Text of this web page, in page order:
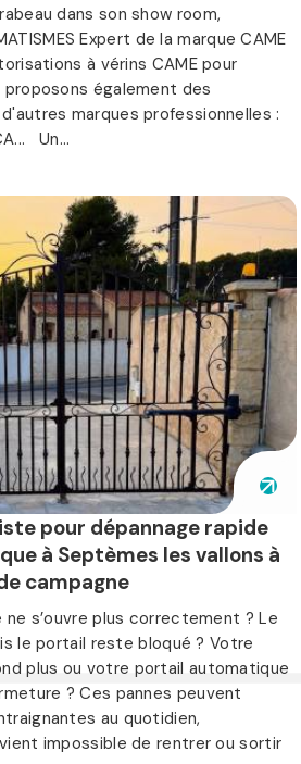
dans son show room,
Expert de la marque CAME
à vérins CAME pour
également des
marques professionnelles :
Un...
pour dépannage rapide
à Septèmes les vallons à
campagne
s’ouvre plus correctement ? Le
le portail reste bloqué ? Votre
plus ou votre portail automatique
? Ces pannes peuvent
au quotidien,
impossible de rentrer ou sortir